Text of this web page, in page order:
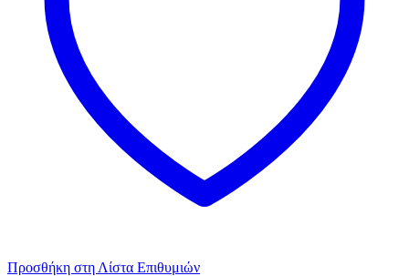
Προσθήκη στη Λίστα Επιθυμιών